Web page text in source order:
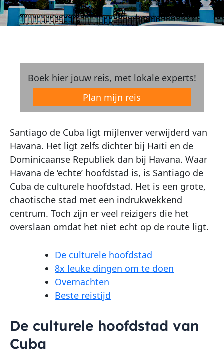
Boek hier jouw reis, met lokale experts!
Plan mijn reis
Santiago de Cuba ligt mijlenver verwijderd van
Havana. Het ligt zelfs dichter bij Haïti en de
Dominicaanse Republiek dan bij Havana. Waar
Havana de ‘echte’ hoofdstad is, is Santiago de
Cuba de culturele hoofdstad. Het is een grote,
chaotische stad met een indrukwekkend
centrum. Toch zijn er veel reizigers die het
overslaan omdat het niet echt op de route ligt.
De culturele hoofdstad
8x leuke dingen om te doen
Overnachten
Beste reistijd
De culturele hoofdstad van
Cuba